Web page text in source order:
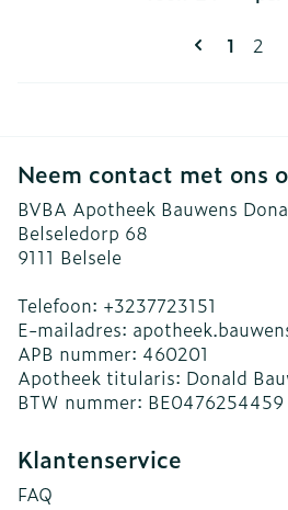
U lees
1 2
Neem contact met ons
BVBA Apotheek Bauwens
Belseledorp 68
9111 Belsele
Telefoon: +3237723151
E-mailadres:
APB nummer: 460201
Apotheek titularis: Donald
BTW nummer: BE0476254459
Klantenservice
FAQ